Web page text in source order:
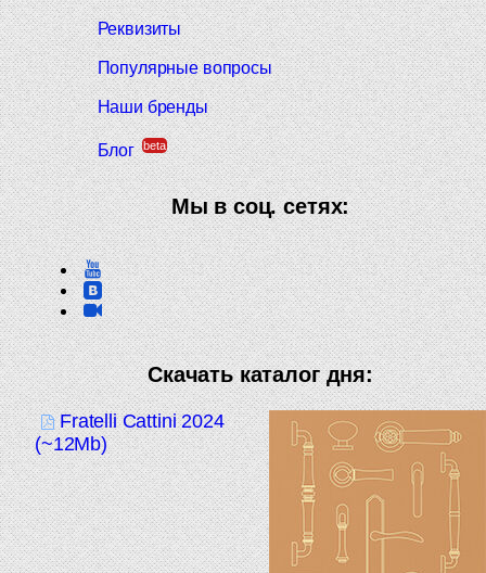
Реквизиты
Популярные вопросы
Наши бренды
Блог beta
Мы в соц. сетях:
Скачать каталог дня:
Fratelli Cattini 2024
(~12Mb)